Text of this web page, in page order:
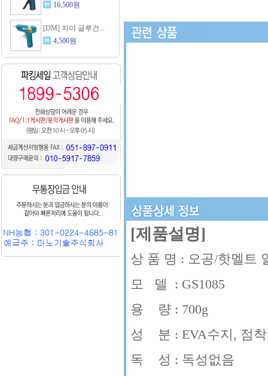
16,500원
[DM] 자야 글루건...
4,500원
[제품설명]
상 품 명 : 오공/핫멜트
모 델 : GS1085
용 량 : 700g
성 분 : EVA수지, 점착
독 성 : 독성없음